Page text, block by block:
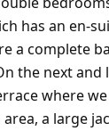
has an en-
a complete
the next
where
a large